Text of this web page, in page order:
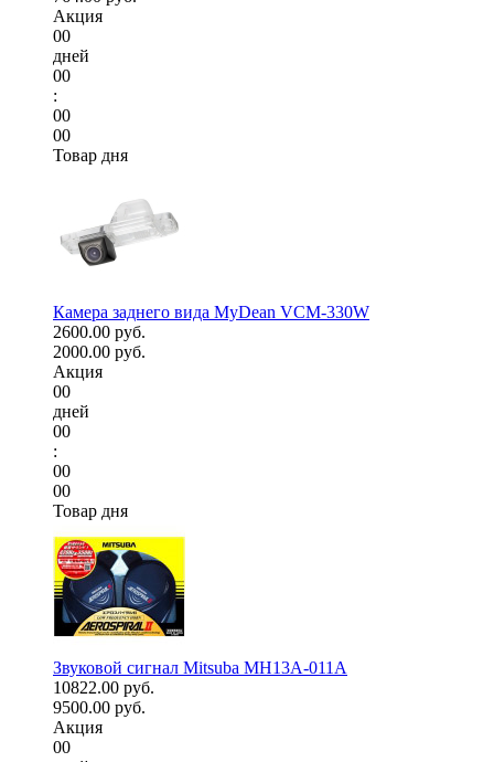
Акция
00
дней
00
:
00
00
Товар дня
Камера заднего вида MyDean VCM-330W
2600.00 руб.
2000.00 руб.
Акция
00
дней
00
:
00
00
Товар дня
Звуковой сигнал Mitsuba MH13A-011A
10822.00 руб.
9500.00 руб.
Акция
00